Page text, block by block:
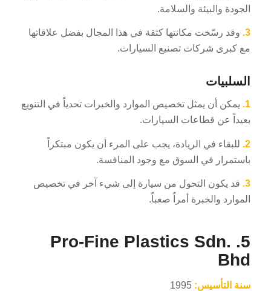
الجودة والبيئة والسلامة.
3. وقد رسّخت مكانتها كثقة في هذا المجال بفضل علاقاتها
مع كبرى شركات تصنيع السيارات.
السلبيات
1. يمكن أن يمثل تخصيص الموارد والخبرات تحدياً في التنويع
بعيداً عن قطاعات السيارات.
2. للبقاء في الريادة، يجب على المرء أن يكون مبتكراً
باستمرار في السوق مع وجود المنافسة.
3. قد يكون التحول من سيارة إلى شيء آخر في تخصيص
الموارد والخبرة أمراً صعباً.
5.
Pro-Fine Plastics Sdn.
Bhd
سنة التأسيس: 1995